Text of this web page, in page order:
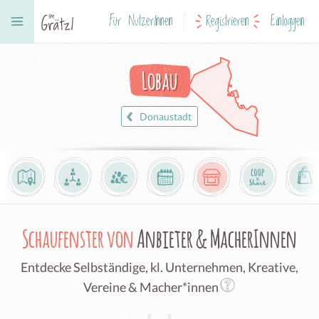
Für NutzerInnen Registrieren Einloggen
Lobau
Donaustadt
Schaufenster vonAnbieter & MacherInnen
Entdecke Selbständige, kl. Unternehmen, Kreative,
Vereine & Macher*innen